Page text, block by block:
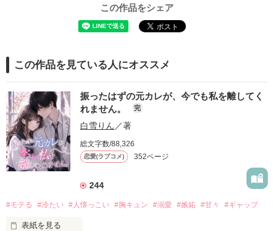
この作品をシェア
この作品を見ている人にオススメ
振ったはずの元カレが、今でも私を離してく
れません。
完
白雪りん／著
総文字数/88,326
恋愛(ラブコメ) 352ページ
244
#モテる #冷たい #人懐っこい #胸キュン #溺愛 #嫉妬 #甘々 #ギャップ
表紙を見る